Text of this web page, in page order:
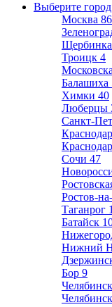
Выберите город
Москва
Щербинка
Троицк 4
Балашиха
Химки 40
Люберцы
Санкт-
Краснодар
Сочи 47
Ростов-
Таганрог
Батайск
Нижний
Бор 9
Челябинск